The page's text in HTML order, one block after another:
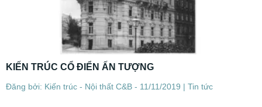
KIẾN TRÚC CỔ ĐIỂN ẤN TƯỢNG
Đăng bởi: Kiến trúc - Nội thất C&B - 11/11/2019 | Tin tức